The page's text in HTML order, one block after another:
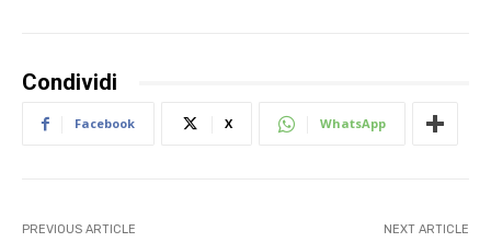
Condividi
Facebook X WhatsApp
PREVIOUS ARTICLE NEXT ARTICLE